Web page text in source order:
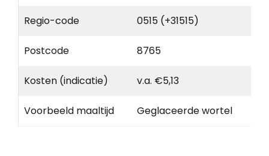
Regio-code 0515 (+31515)
Postcode 8765
Kosten (indicatie) v.a. €5,13
Voorbeeld maaltijd Geglaceerde wortel